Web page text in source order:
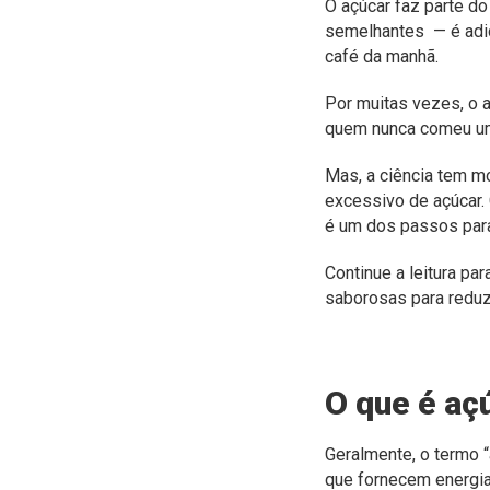
O açúcar faz parte
semelhantes — é
café da manhã.
Por muitas vezes, o
quem nunca comeu
Mas, a ciência tem
excessivo de
é um dos passos
Continue a leitura
saborosas para
O que é
Geralmente, o termo
que fornecem